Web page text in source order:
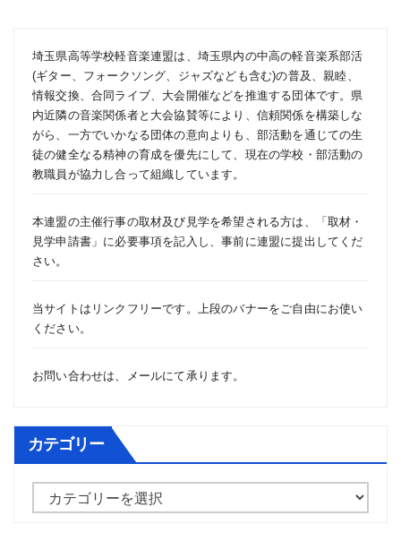
ペ
ー
ジ
送
り
埼玉県高等学校軽音楽連盟は、埼玉県内の中高の軽音楽系部活
(ギター、フォークソング、ジャズなども含む)の普及、親睦、
情報交換、合同ライブ、大会開催などを推進する団体です。県
内近隣の音楽関係者と大会協賛等により、信頼関係を構築しな
がら、一方でいかなる団体の意向よりも、部活動を通じての生
徒の健全なる精神の育成を優先にして、現在の学校・部活動の
教職員が協力し合って組織しています。
本連盟の主催行事の取材及び見学を希望される方は、「 取材・
見学申請書 」に必要事項を記入し、事前に連盟に提出してくだ
さい。
当サイトはリンクフリーです。上段のバナーをご自由にお使い
ください。
お問い合わせは、 メールにて承ります。
カテゴリー